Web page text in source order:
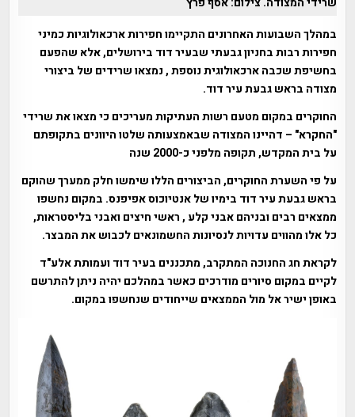
במהלך השבועות האחרונים התקיימו חפירות ארכאולוגיות כמיני
חפירות רבות בחניון גבעתי שבעיר דוד בירושלים, אלא שהפעם
בחשיפת שכבה ארכאולוגית נוספת , נמצאו שרידים של ביצורי
מצודה בראש גבעת עיר דוד.
החוקרים במקום מטעם רשות העתיקות מעריכים כי מצאו את שרידי
"החקרא" – דהיינו המצודה שבאמצעותה שלטו היוונים בתקופתם
על בית המקדש, תקופה מלפני כ-2000 שנה
על פי השערת החוקרים, הביצורים הללו שימשו חלק ממערך שהוקם
בראש גבעת עיר דוד בימיו של אנטיוכוס אפיפנס. במקום נחשפו
ממצאים רבים ובניהם אבני קלע , ראשי חיצים ואבני בליסטראות,
כל אלו מהווים עדויות לנסיונות החשמונאים לכבוש את המבצר.
לקראת חג החנוכה המתקרב, מתכננים בעיר דוד ועמותת אלע"ד
לקיים במקום סיורים מודרכים כאשר במהלכם יהיה ניתן להתרשם
באופן ישיר אל מול הממצאים שייחודים שנחשפו במקום.